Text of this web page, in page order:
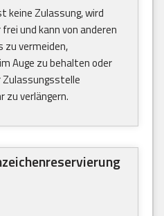
keine Zulassung, wird
und kann von anderen
zu vermeiden,
Auge zu behalten oder
Zulassungsstelle
zu verlängern.